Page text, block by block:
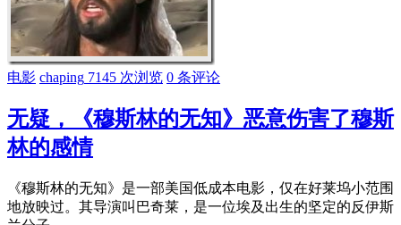
电影 chaping 7145 次浏览 0 条评论
无疑，《穆斯林的无知》恶意伤害了穆斯
林的感情
《穆斯林的无知》是一部美国低成本电影，仅在好莱坞小范围
地放映过。其导演叫巴奇莱，是一位埃及出生的坚定的反伊斯